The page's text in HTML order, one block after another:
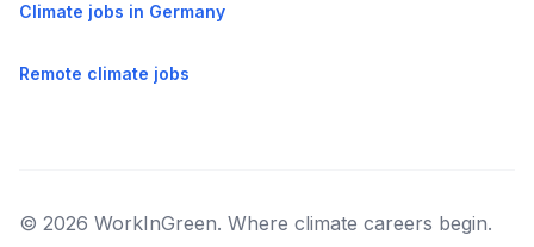
Climate jobs in Germany
Remote climate jobs
© 2026 WorkInGreen. Where climate careers begin.